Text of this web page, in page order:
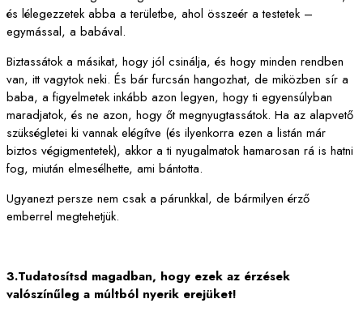
és lélegezzetek abba a területbe, ahol összeér a testetek –
egymással, a babával.
Biztassátok a másikat, hogy jól csinálja, és hogy minden rendben
van, itt vagytok neki. És bár furcsán hangozhat, de miközben sír a
baba, a figyelmetek inkább azon legyen, hogy ti egyensúlyban
maradjatok, és ne azon, hogy őt megnyugtassátok. Ha az alapvető
szükségletei ki vannak elégítve (és ilyenkorra ezen a listán már
biztos végigmentetek), akkor a ti nyugalmatok hamarosan rá is hatni
fog, miután elmesélhette, ami bántotta.
Ugyanezt persze nem csak a párunkkal, de bármilyen érző
emberrel megtehetjük.
3.Tudatosítsd magadban, hogy ezek az érzések
valószínűleg a múltból nyerik erejüket!